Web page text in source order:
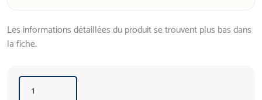
Les informations détaillées du produit se trouvent plus bas dans
la fiche.